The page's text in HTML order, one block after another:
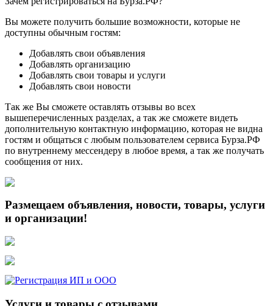
Вы можете получить большие возможности, которые не
доступны обычным гостям:
Добавлять свои объявления
Добавлять организацию
Добавлять свои товары и услуги
Добавлять свои новости
Так же Вы сможете оставлять отзывы во всех
вышеперечисленных разделах, а так же сможете видеть
дополнительную контактную информацию, которая не видна
гостям и общаться с любым пользователем сервиса Бурза.РФ
по внутреннему мессендеру в любое время, а так же получать
сообщения от них.
Размещаем объявления, новости, товары, услуги
и организации!